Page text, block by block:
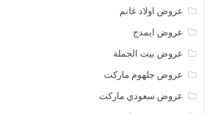
عروض اولاد غانم
عروض ايمدج
عروض بيت الجملة
عروض جلهوم ماركت
عروض سعودي ماركت